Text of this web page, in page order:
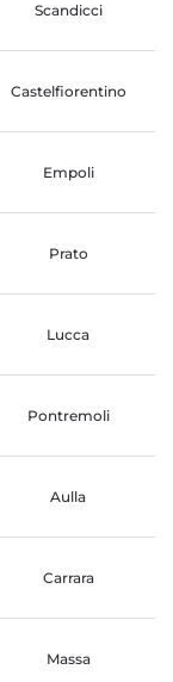
Scandicci
Castelfiorentino
Empoli
Prato
Lucca
Pontremoli
Aulla
Carrara
Massa